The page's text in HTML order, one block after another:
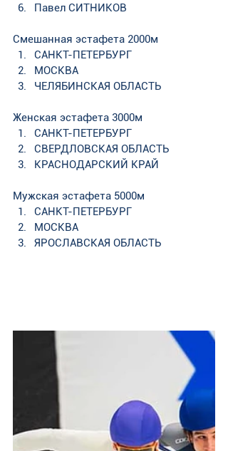
Павел СИТНИКОВ
Смешанная эстафета 2000м
САНКТ-ПЕТЕРБУРГ
МОСКВА
ЧЕЛЯБИНСКАЯ ОБЛАСТЬ
Женская эстафета 3000м
САНКТ-ПЕТЕРБУРГ
СВЕРДЛОВСКАЯ ОБЛАСТЬ
КРАСНОДАРСКИЙ КРАЙ
Мужская эстафета 5000м
САНКТ-ПЕТЕРБУРГ
МОСКВА
ЯРОСЛАВСКАЯ ОБЛАСТЬ